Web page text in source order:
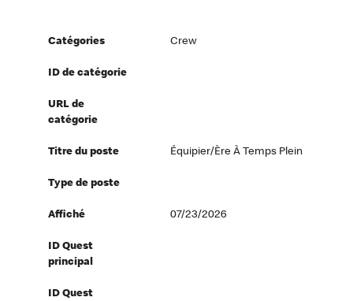
Catégories Crew
ID de catégorie
URL de
catégorie
Titre du poste Équipier/ère À Temps Plein
Type de poste
Affiché 07/23/2026
ID Quest
principal
ID Quest